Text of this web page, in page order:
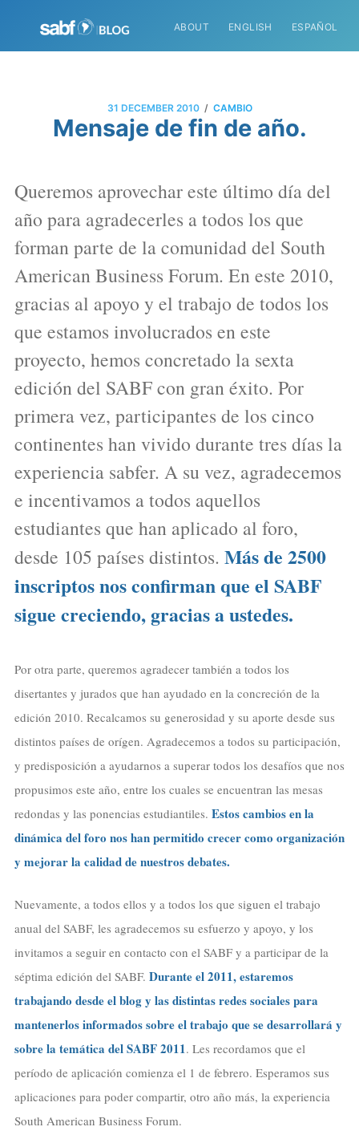
ABOUT ENGLISH ESPAÑOL
31 DECEMBER 2010 / CAMBIO
Mensaje de fin de año.
Queremos aprovechar este último día del
año para agradecerles a todos los que
forman parte de la comunidad del South
American Business Forum. En este 2010,
gracias al apoyo y el trabajo de todos los
que estamos involucrados en este
proyecto, hemos concretado la sexta
edición del SABF con gran éxito. Por
primera vez, participantes de los cinco
continentes han vivido durante tres días la
experiencia sabfer. A su vez, agradecemos
e incentivamos a todos aquellos
estudiantes que han aplicado al foro,
desde 105 países distintos. Más de 2500
inscriptos nos confirman que el SABF
sigue creciendo, gracias a ustedes.
Por otra parte, queremos agradecer también a todos los
disertantes y jurados que han ayudado en la concreción de la
edición 2010. Recalcamos su generosidad y su aporte desde sus
distintos países de orígen. Agradecemos a todos su participación,
y predisposición a ayudarnos a superar todos los desafíos que nos
propusimos este año, entre los cuales se encuentran las mesas
redondas y las ponencias estudiantiles. Estos cambios en la
dinámica del foro nos han permitido crecer como organización
y mejorar la calidad de nuestros debates.
Nuevamente, a todos ellos y a todos los que siguen el trabajo
anual del SABF, les agradecemos su esfuerzo y apoyo, y los
invitamos a seguir en contacto con el SABF y a participar de la
séptima edición del SABF. Durante el 2011, estaremos
trabajando desde el blog y las distintas redes sociales para
mantenerlos informados sobre el trabajo que se desarrollará y
sobre la temática del SABF 2011. Les recordamos que el
período de aplicación comienza el 1 de febrero. Esperamos sus
aplicaciones para poder compartir, otro año más, la experiencia
South American Business Forum.